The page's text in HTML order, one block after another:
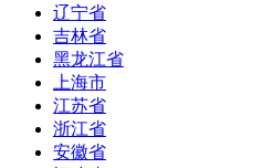
辽宁省
吉林省
黑龙江省
上海市
江苏省
浙江省
安徽省